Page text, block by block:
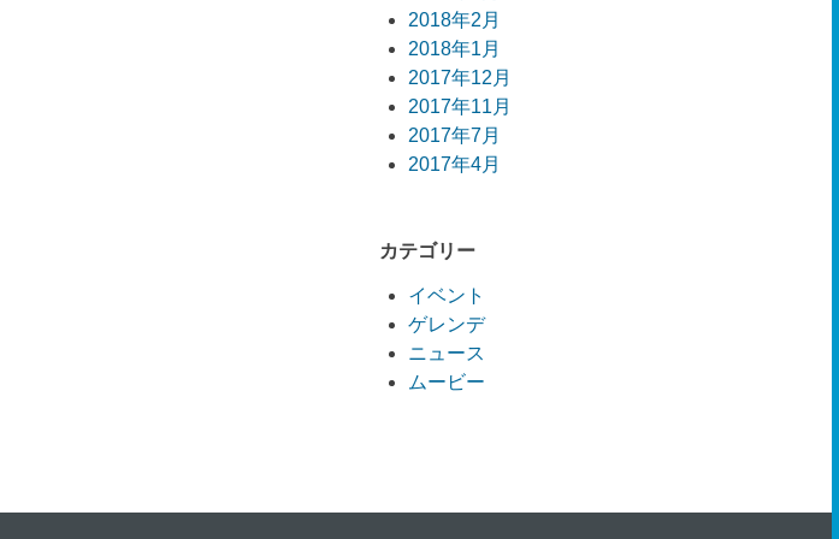
2018年2月
2018年1月
2017年12月
2017年11月
2017年7月
2017年4月
カテゴリー
イベント
ゲレンデ
ニュース
ムービー